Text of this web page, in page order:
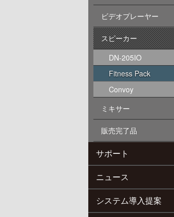
ビデオプレーヤー
スピーカー
DN-205IO
Fitness Pack
Convoy
ミキサー
販売完了品
サポート
ニュース
システム導入提案